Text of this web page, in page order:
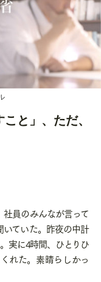
と」、ただ、
員のみんなが言って
ていた。昨夜の中計
実に4時間、ひとりひ
れた。素晴らしかっ